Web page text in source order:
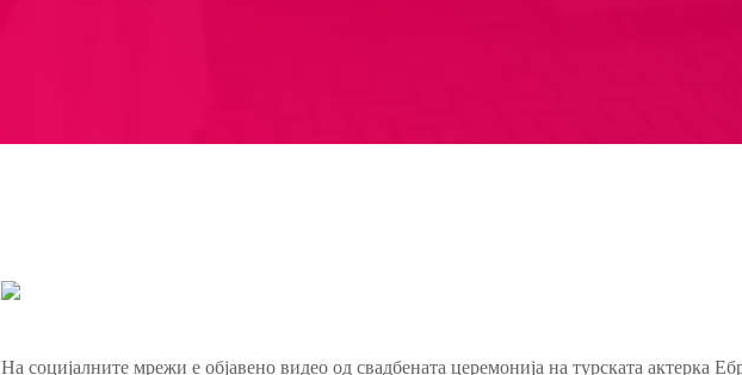
На социјалните мрежи е објавено видео од свадбената церемонија на турската актерка